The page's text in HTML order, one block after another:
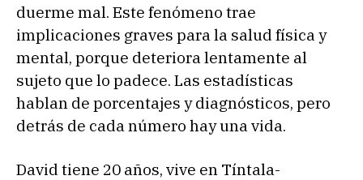
duerme mal. Este fenómeno trae
implicaciones graves para la salud física y
mental, porque deteriora lentamente al
sujeto que lo padece. Las estadísticas
hablan de porcentajes y diagnósticos, pero
detrás de cada número hay una vida.
David tiene 20 años, vive en Tíntala-